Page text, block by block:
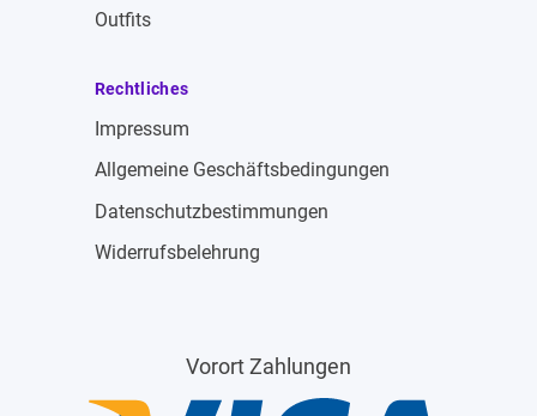
Outfits
Rechtliches
Impressum
Allgemeine Geschäftsbedingungen
Datenschutzbestimmungen
Widerrufsbelehrung
Vorort Zahlungen